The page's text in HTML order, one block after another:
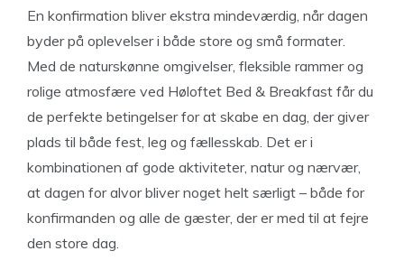
En konfirmation bliver ekstra mindeværdig, når dagen
byder på oplevelser i både store og små formater.
Med de naturskønne omgivelser, fleksible rammer og
rolige atmosfære ved Høloftet Bed & Breakfast får du
de perfekte betingelser for at skabe en dag, der giver
plads til både fest, leg og fællesskab. Det er i
kombinationen af gode aktiviteter, natur og nærvær,
at dagen for alvor bliver noget helt særligt – både for
konfirmanden og alle de gæster, der er med til at fejre
den store dag.